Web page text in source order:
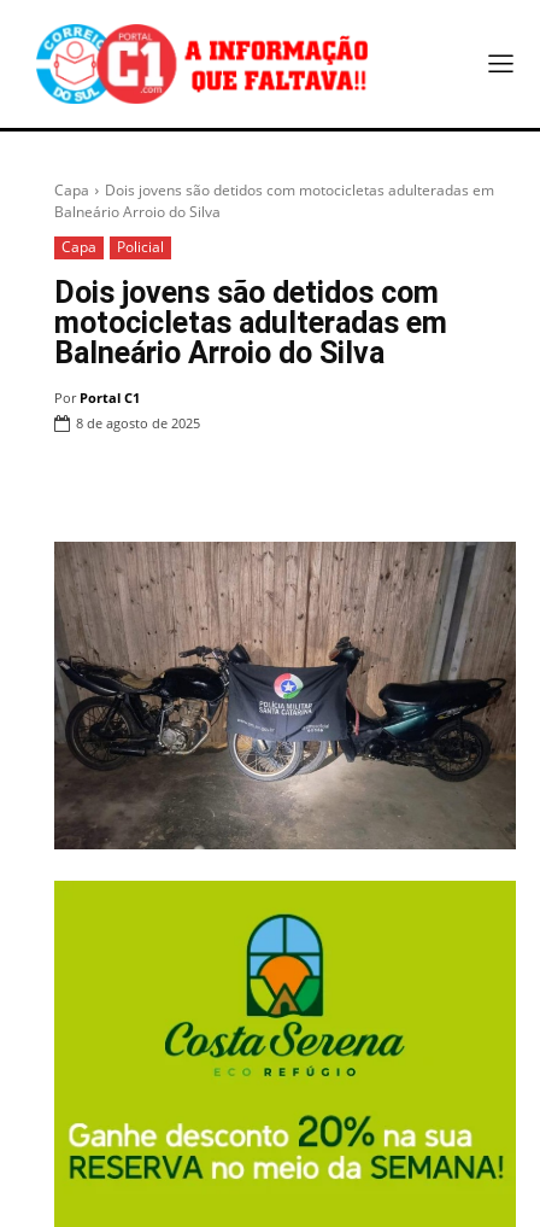
Capa
Dois jovens são detidos com motocicletas adulteradas em
Balneário Arroio do Silva
Capa
Policial
Dois jovens são detidos com
motocicletas adulteradas em
Balneário Arroio do Silva
Por Portal C1
8 de agosto de 2025